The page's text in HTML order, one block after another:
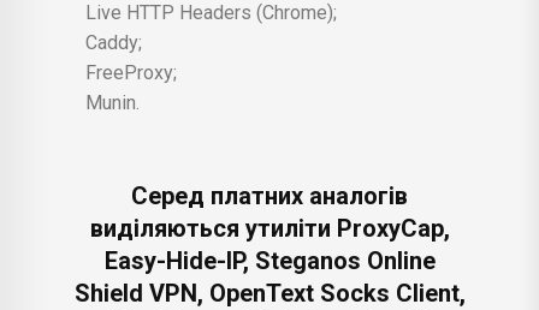
Live HTTP Headers (Chrome);
Caddy;
FreeProxy;
Munin.
Серед платних аналогів
виділяються утиліти ProxyCap,
Easy-Hide-IP, Steganos Online
Shield VPN, OpenText Socks Client,